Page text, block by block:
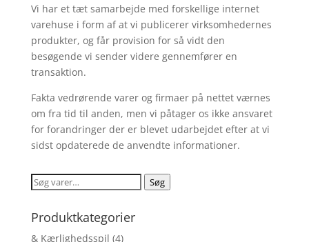
Vi har et tæt samarbejde med forskellige internet
varehuse i form af at vi publicerer virksomhedernes
produkter, og får provision for så vidt den
besøgende vi sender videre gennemfører en
transaktion.
Fakta vedrørende varer og firmaer på nettet værnes
om fra tid til anden, men vi påtager os ikke ansvaret
for forandringer der er blevet udarbejdet efter at vi
sidst opdaterede de anvendte informationer.
Søg
Søg
Produktkategorier
& Kærlighedsspil (4)